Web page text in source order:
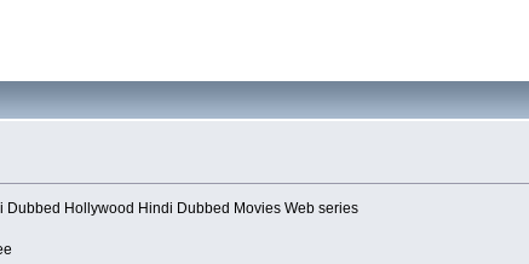
Hollywood Hindi Dubbed Movies Web series